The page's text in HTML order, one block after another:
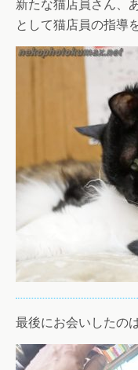
として猫店員の指導
最後にお会いしたのは